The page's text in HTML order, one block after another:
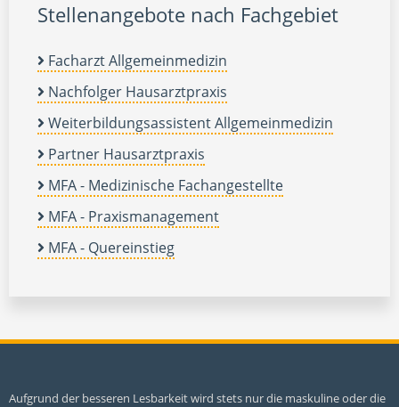
Stellenangebote nach Fachgebiet
Facharzt Allgemeinmedizin
Nachfolger Hausarztpraxis
Weiterbildungsassistent Allgemeinmedizin
Partner Hausarztpraxis
MFA - Medizinische Fachangestellte
MFA - Praxismanagement
MFA - Quereinstieg
Aufgrund der besseren Lesbarkeit wird stets nur die maskuline oder die